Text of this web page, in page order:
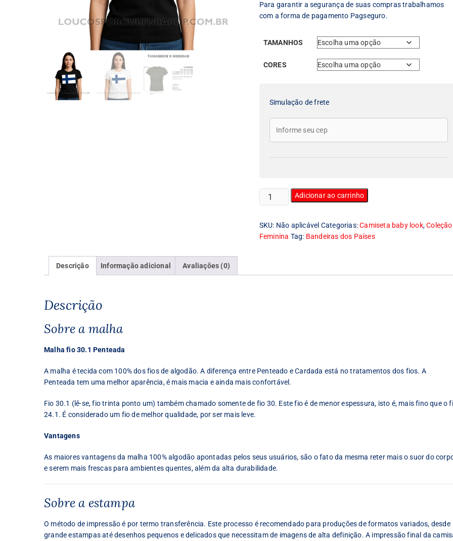
Para garantir a segurança de suas compras trabalhamos
com a forma de pagamento Pagseguro.
TAMANHOS
CORES
Simulação de frete
Camiseta
Feminina
Look
Bandeira
Adicionar ao carrinho
SKU: Não aplicável Categorias:Camiseta baby look,Coleção
Feminina Tag: Bandeiras dos Países
Descrição Informação adicional Avaliações (0)
Descrição
Sobre a malha
Malha fio 30.1 Penteada
A malha é tecida com 100% dos fios de algodão. A diferença entre Penteado e Cardada está no tratamentos dos fios. A
Penteada tem uma melhor aparência, é mais macia e ainda mais confortável.
Fio 30.1 (lê-se, fio trinta ponto um) também chamado somente de fio 30. Este fio é de menor espessura, isto é, mais fino que o
24.1. É considerado um fio de melhor qualidade, por ser mais leve.
Vantagens
As maiores vantagens da malha 100% algodão apontadas pelos seus usuários, são o fato da mesma reter mais o suor do
e serem mais frescas para ambientes quentes, além da alta durabilidade.
Sobre a estampa
O método de impressão é por termo transferência. Este processo é recomendado para produções de formatos variados, desde
grande estampas até desenhos pequenos e delicados que necessitam de imagens de alta definição. A impressão final da